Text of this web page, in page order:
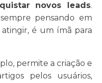
novos leads.
pensando em
é um ímã para
permite a criação e
pelos usuários,